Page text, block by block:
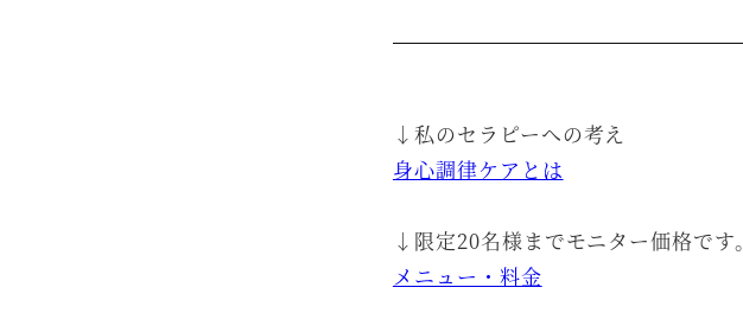
↓私のセラピーへの考え
身心調律ケアとは
↓限定20名様までモニター価格です。
メニュー・料金